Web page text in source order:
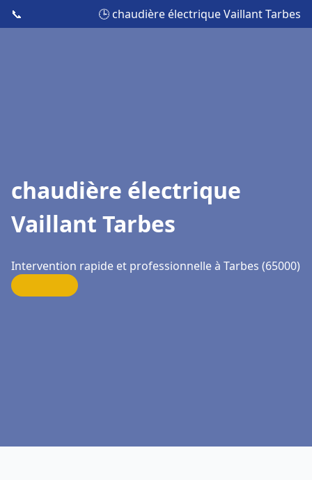
📞 🕒 chaudière électrique Vaillant Tarbes
chaudière électrique
Vaillant Tarbes
Intervention rapide et professionnelle à Tarbes (65000)